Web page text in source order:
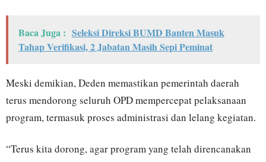
Baca Juga : Seleksi Direksi BUMD Banten Masuk
Tahap Verifikasi, 2 Jabatan Masih Sepi Peminat
Meski demikian, Deden memastikan pemerintah daerah
terus mendorong seluruh OPD mempercepat pelaksanaan
program, termasuk proses administrasi dan lelang kegiatan.
“Terus kita dorong, agar program yang telah direncanakan